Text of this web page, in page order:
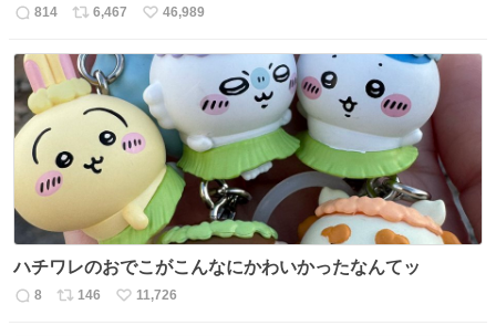
返
数
814
リ
ス
ト
数
6,467
い
ね
数
46,989
ハチワレのおでこがこんなにかわいかったなんてッ
返
8
リ
146
い
11,726